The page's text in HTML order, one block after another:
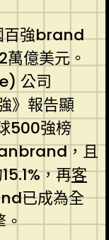
百強brand
億美元。
公司
》報告顯
500強榜
，且
，再客
已成為全
。